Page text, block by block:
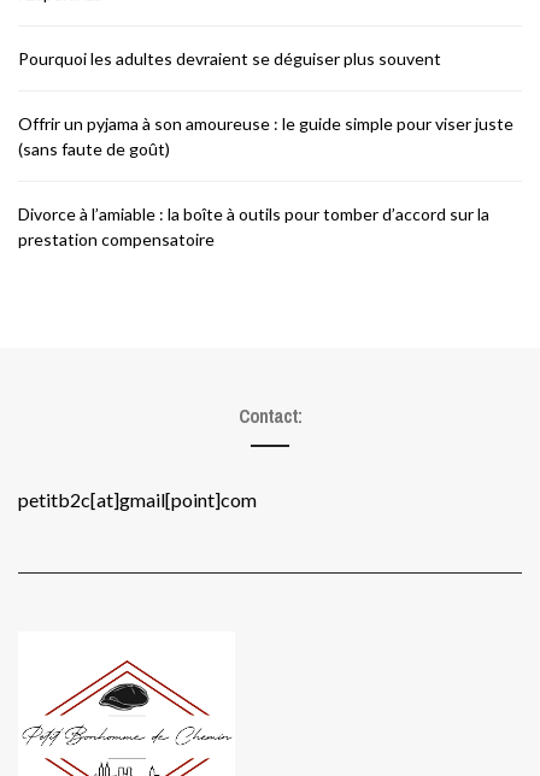
Pourquoi les adultes devraient se déguiser plus souvent
Offrir un pyjama à son amoureuse : le guide simple pour viser juste
(sans faute de goût)
Divorce à l’amiable : la boîte à outils pour tomber d’accord sur la
prestation compensatoire
Contact:
petitb2c[at]gmail[point]com